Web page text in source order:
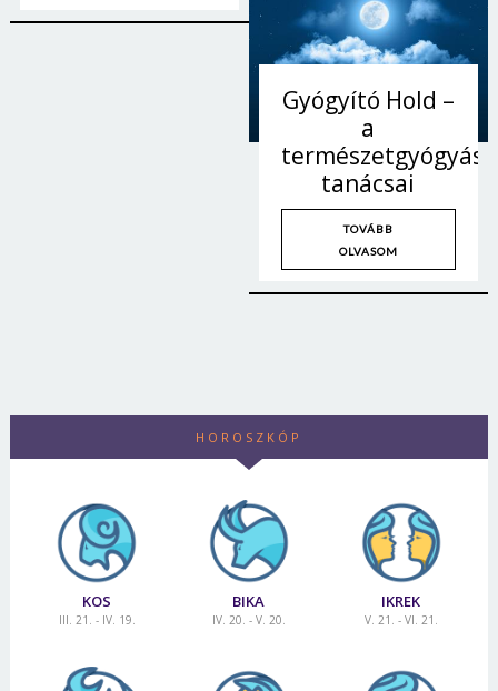
Gyógyító Hold –
a
természetgyógyász
tanácsai
TOVÁBB
OLVASOM
HOROSZKÓP
KOS
III. 21. - IV. 19.
BIKA
IV. 20. - V. 20.
IKREK
V. 21. - VI. 21.
Jelszó
Bejelentkezés